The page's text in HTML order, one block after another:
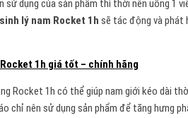
sử dụng của sản phẩm thì thời nên uống 1
lý nam Rocket 1hsẽ tác động và phát
1h giá tốt – chính hãng
Rocket 1h có thể giúp nam giới kéo dài
chỉ nên sử dụng sản phẩm để tăng hưng